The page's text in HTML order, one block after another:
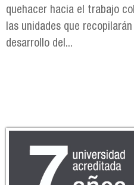
quehacer hacia el trabajo
las unidades que
desarrollo del...